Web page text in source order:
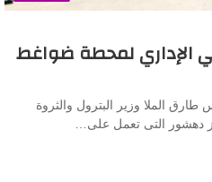
الإداري لمحطة ضواغط
الملا وزير البترول والثروة
دهشور التى تعمل على…